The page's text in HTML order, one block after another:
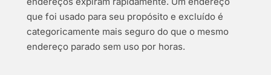
que foi usado para seu propósito e excluído é
categoricamente mais seguro do que o mesmo
endereço parado sem uso por horas.